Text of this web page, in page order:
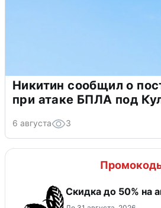
Никитин сообщил о
при атаке БПЛА под
6 августа 3
Скидка до 50% на